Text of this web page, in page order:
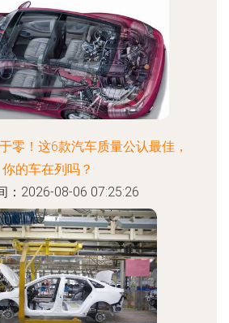
零！这6款汽车质量公认最佳，
你的车在列吗？
：2026-08-06 07:25:26